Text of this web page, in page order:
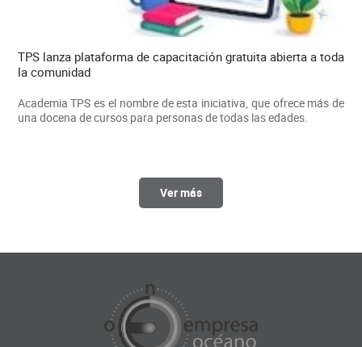
TPS lanza plataforma de capacitación gratuita abierta a toda
la comunidad
Academia TPS es el nombre de esta iniciativa, que ofrece más de
una docena de cursos para personas de todas las edades.
Ver más